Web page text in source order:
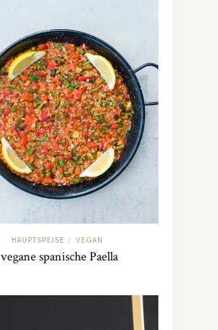
HAUPTSPEISE / VEGAN
vegane spanische Paella